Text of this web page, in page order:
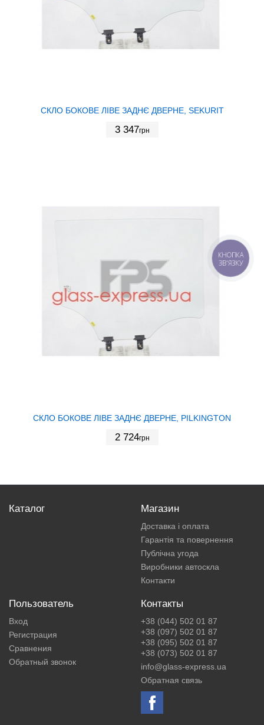
СКЛО БОКОВЕ ЛІВЕ ЗАДНЄ ДВЕРНЕ, SEKURIT
3 347грн
СКЛО БОКОВЕ ЛІВЕ ЗАДНЄ ДВЕРНЕ, PILKINGTON
2 724грн
Каталог Магазин
Доставка і оплата
Гарантія та повернення
Публічна угода
Виробники автоскла
Контакти
Пользователь
Вход
Регистрация
Сравнения
Обратный звонок
Контакты
+38 (044) 502 01 87
+38 (097) 502 01 87
+38 (095) 502 01 87
+38 (073) 502 01 87
info@glass-express.ua
Обратная связь
КНОПКА
ЗВ'ЯЗКУ